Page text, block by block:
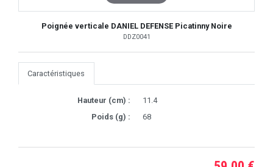
Poignée verticale DANIEL DEFENSE Picatinny Noire
DDZ0041
Caractéristiques
Hauteur (cm) :
11.4
Poids (g) :
68